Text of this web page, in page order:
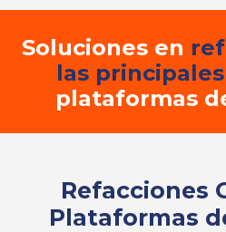
Soluciones en
las
plataformas
Refacciones
Plataformas